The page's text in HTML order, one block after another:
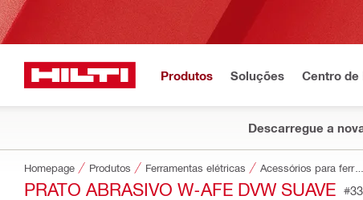
Produtos Soluções Centro de
Descarregue a
Homepage Produtos Ferramentas elétricas Acessórios para ferramentas
PRATO ABRASIVO W-AFE DVW SUAVE